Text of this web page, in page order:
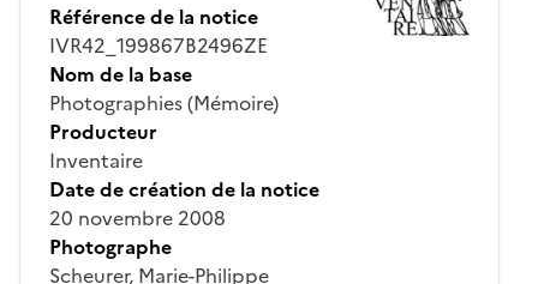
Référence de la notice
IVR42_199867B2496ZE
Nom de la base
Photographies (Mémoire)
Producteur
Inventaire
Date de création de la notice
20 novembre 2008
Photographe
Scheurer, Marie-Philippe